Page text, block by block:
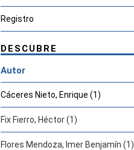
Registro
DESCUBRE
Autor
Cáceres Nieto, Enrique (1)
Fix Fierro, Héctor (1)
Flores Mendoza, Imer Benjamín (1)